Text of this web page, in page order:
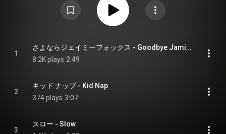
1
さよならジェイミーフォックス - Goodbye Jamie Foxx
8.2K plays 2:49
2
キッド ナップ - Kid Nap
374 plays 3:07
3
スロー - Slow